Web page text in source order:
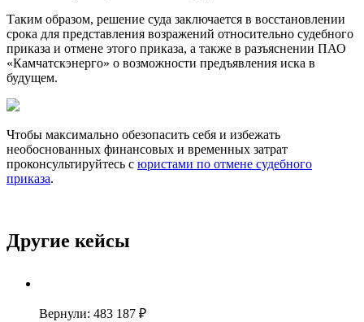
Таким образом, решение суда заключается в восстановлении
срока для представления возражений относительно судебного
приказа и отмене этого приказа, а также в разъяснении ПАО
«Камчатскэнерго» о возможности предъявления иска в
будущем.
Чтобы максимально обезопасить себя и избежать
необоснованных финансовых и временных затрат
проконсультируйтесь с юристами по отмене судебного
приказа.
Другие кейсы
Вернули: 483 187 ₽